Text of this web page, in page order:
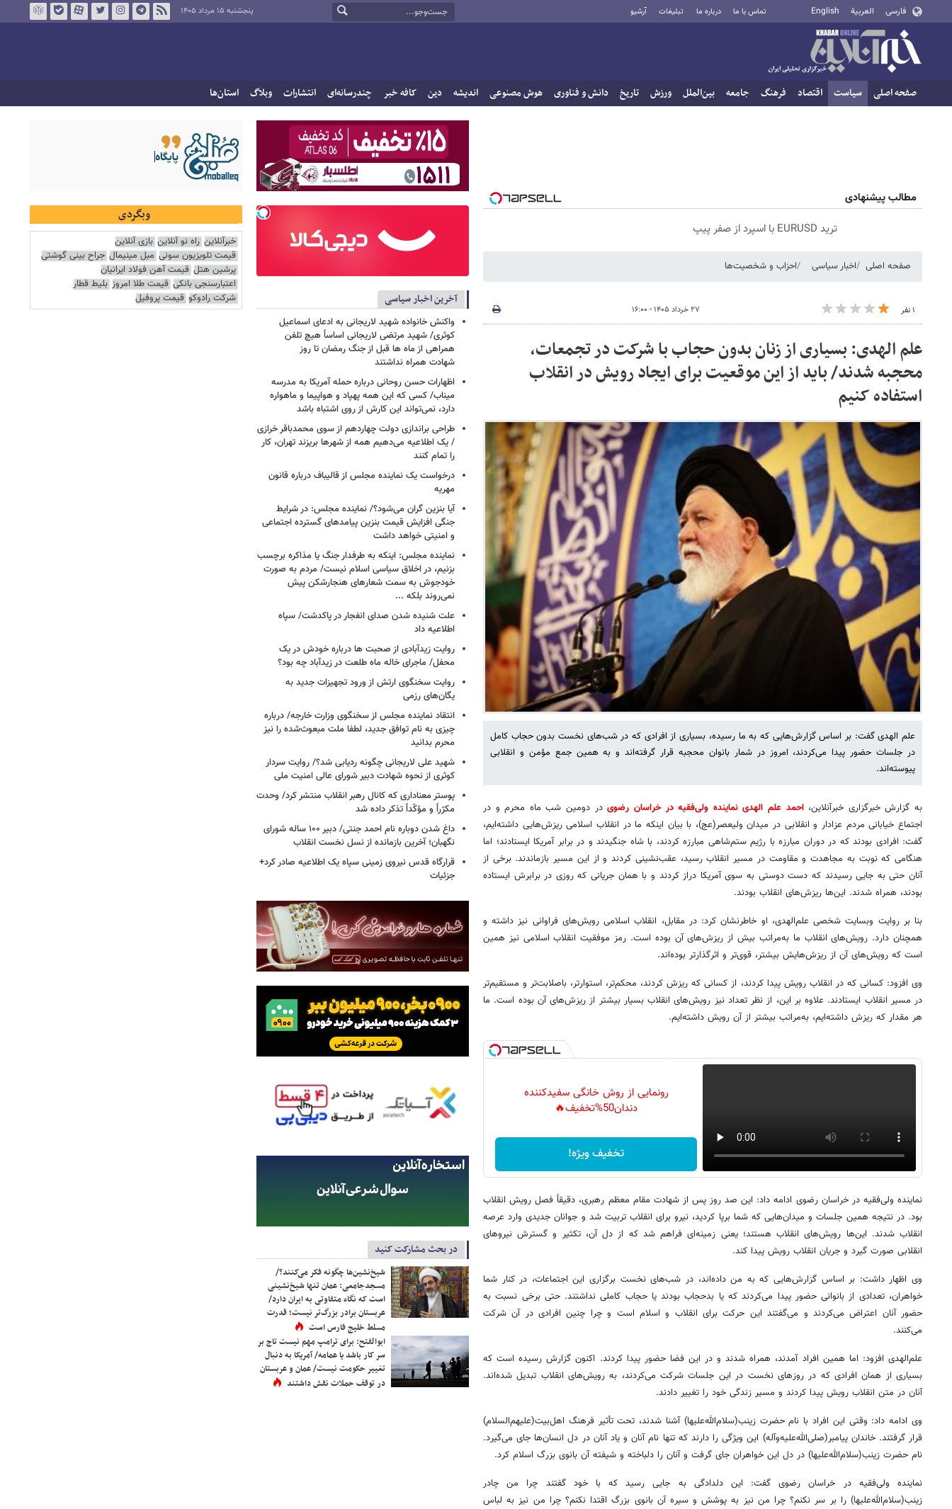
فارسی العربية English تماس با ما درباره ما تبلیغات آرشیو پنجشنبه ۱۵ مرداد ۱۴۰۵
صفحه اصلی سیاست اقتصاد فرهنگ جامعه بین‌الملل ورزش تاریخ دانش و فناوری هوش مصنوعی اندیشه دین کافه خبر چندرسانه‌ای انتشارات وبلاگ استان‌ها
مطالب پیشنهادی
ترید EURUSD با اسپرد از صفر پیپ
صفحه اصلی اخبار سیاسی احزاب و شخصیت‌ها
۱ نفر ۲۷ خرداد ۱۴۰۵ - ۱۶:۰۰
علم الهدی: بسیاری از زنان بدون حجاب با شرکت در تجمعات،
محجبه شدند/ باید از این موقعیت برای ایجاد رویش در انقلاب
استفاده کنیم
علم الهدی گفت: بر اساس گزارش‌هایی که به ما رسیده، بسیاری از افرادی که در شب‌های نخست بدون حجاب کامل
در جلسات حضور پیدا می‌کردند، امروز در شمار بانوان محجبه قرار گرفته‌اند و به همین جمع مؤمن و انقلابی
پیوسته‌اند.
به گزارش خبرگزاری خبرآنلاین، احمد علم الهدی نماینده ولی‌فقیه در خراسان رضویدر دومین شب ماه محرم‌ و در
اجتماع خیابانی مردم عزادار و انقلابی در میدان ولیعصر(عج)، با بیان اینکه ما در انقلاب اسلامی ریزش‌هایی داشته‌ایم،
گفت: افرادی بودند که در دوران مبارزه با رژیم ستم‌شاهی مبارزه کردند، با شاه جنگیدند و در برابر آمریکا ایستادند؛ اما
هنگامی که نوبت به مجاهدت و مقاومت در مسیر انقلاب رسید، عقب‌نشینی کردند و از این مسیر بازماندند. برخی از
آنان حتی به جایی رسیدند که دست دوستی به سوی آمریکا دراز کردند و با همان جریانی که روزی در برابرش ایستاده
بودند، همراه شدند. این‌ها ریزش‌های انقلاب بودند.
بنا بر روایت وبسایت شخصی علم‌الهدی، او خاطرنشان کرد: در مقابل، انقلاب اسلامی رویش‌های فراوانی نیز داشته و
همچنان دارد. رویش‌های انقلاب ما به‌مراتب بیش از ریزش‌های آن بوده است. رمز موفقیت انقلاب اسلامی نیز همین
است که رویش‌های آن از ریزش‌هایش بیشتر، قوی‌تر و اثرگذارتر بوده‌اند.
وی افزود: کسانی که در انقلاب رویش پیدا کردند، از کسانی که ریزش کردند، محکم‌تر، استوارتر، باصلابت‌تر و مستقیم‌تر
در مسیر انقلاب ایستادند. علاوه بر این، از نظر تعداد نیز رویش‌های انقلاب بسیار بیشتر از ریزش‌های آن بوده است. ما
هر مقدار که ریزش داشته‌ایم، به‌مراتب بیشتر از آن رویش داشته‌ایم.
رونمایی از روش خانگی سفیدکننده
دندان50%تخفیف🔥
تخفیف ویژه!
نماینده ولی‌فقیه در خراسان رضوی ادامه داد: این صد روز پس از شهادت مقام معظم رهبری، دقیقاً فصل رویش انقلاب
بود. در نتیجه همین جلسات و میدان‌هایی که شما برپا کردید، نیرو برای انقلاب تربیت شد و جوانان جدیدی وارد عرصه
انقلاب شدند. این‌ها رویش‌های انقلاب هستند؛ یعنی زمینه‌ای فراهم شد که از دل آن، تکثیر و گسترش نیروهای
انقلابی صورت گیرد و جریان انقلاب رویش پیدا کند.
وی اظهار داشت: بر اساس گزارش‌هایی که به من داده‌اند، در شب‌های نخست برگزاری این اجتماعات، در کنار شما
خواهران، تعدادی از بانوانی حضور پیدا می‌کردند که یا بدحجاب بودند یا حجاب کاملی نداشتند. حتی برخی نسبت به
حضور آنان اعتراض می‌کردند و می‌گفتند این حرکت برای انقلاب و اسلام است و چرا چنین افرادی در آن شرکت
می‌کنند.
علم‌الهدی افزود: اما همین افراد آمدند، همراه شدند و در این فضا حضور پیدا کردند. اکنون گزارش رسیده است که
بسیاری از همان افرادی که در روزهای نخست در این جلسات شرکت می‌کردند، به رویش‌های انقلاب تبدیل شده‌اند.
آنان در متن انقلاب رویش پیدا کردند و مسیر زندگی خود را تغییر دادند.
وی ادامه داد: وقتی این افراد با نام حضرت زینب(سلام‌الله‌علیها) آشنا شدند، تحت تأثیر فرهنگ اهل‌بیت(علیهم‌السلام)
قرار گرفتند. خاندان پیامبر(صلی‌الله‌علیه‌وآله) این ویژگی را دارند که تنها نام آنان و یاد آنان در دل انسان‌ها جای می‌گیرد.
نام حضرت زینب(سلام‌الله‌علیها) در دل این خواهران جای گرفت و آنان را دلباخته و شیفته آن بانوی بزرگ اسلام کرد.
نماینده ولی‌فقیه در خراسان رضوی گفت: این دلدادگی به جایی رسید که با خود گفتند چرا من چادر
زینب(سلام‌الله‌علیها) را بر سر نکنم؟ چرا من نیز به پوشش و سیره آن بانوی بزرگ اقتدا نکنم؟ چرا من نیز به لباس
آخرین اخبار سیاسی
واکنش خانواده شهید لاریجانی به ادعای اسماعیل
کوثری/ شهید مرتضی لاریجانی اساساً هیچ تلفن
همراهی از ماه ها قبل از جنگ رمضان تا روز
شهادت همراه نداشتند
اظهارات حسن روحانی درباره حمله آمریکا به مدرسه
میناب/ کسی که این همه پهپاد و هواپیما و ماهواره
دارد، نمی‌تواند این کارش از روی اشتباه باشد
طراحی براندازی دولت چهاردهم از سوی محمدباقر خرازی
/ یک اطلاعیه می‌دهیم همه از شهرها بریزند تهران، کار
را تمام کنند
درخواست یک نماینده مجلس از قالیباف درباره قانون
مهریه
آیا بنزین گران می‌شود؟/ نماینده مجلس: در شرایط
جنگی افزایش قیمت بنزین پیامدهای گسترده اجتماعی
و امنیتی خواهد داشت
نماینده مجلس: اینکه به طرفدار جنگ یا مذاکره برچسب
بزنیم، در اخلاق سیاسی اسلام نیست/ مردم به صورت
خودجوش به سمت شعارهای هنجارشکن پیش
نمی‌روند بلکه ...
علت شنیده شدن صدای انفجار در پاکدشت/ سپاه
اطلاعیه داد
روایت زیدآبادی از صحبت ها درباره خودش در یک
محفل/ ماجرای خاله ماه طلعت در زیدآباد چه بود؟
روایت سخنگوی ارتش از ورود تجهیزات جدید به
یگان‌های رزمی
انتقاد نماینده مجلس از سخنگوی وزارت خارجه/ درباره
چیزی به نام توافق جدید، لطفا ملت مبعوث‌شده را نیز
محرم بدانید
شهید علی لاریجانی چگونه ردیابی شد؟/ روایت سردار
کوثری از نحوه شهادت دبیر شورای عالی امنیت ملی
پوستر معناداری که کانال رهبر انقلاب منتشر کرد/ وحدت
مکرّراً و مؤکّداً تذکر داده شد
داغ شدن دوباره نام احمد جنتی/ دبیر ۱۰۰ ساله شورای
نگهبان؛ آخرین بازمانده از نسل نخست انقلاب
قرارگاه قدس نیروی زمینی سپاه یک اطلاعیه صادر کرد+
جزئیات
در بحث مشارکت کنید
شیخ‌نشین‌ها چگونه فکر می‌کنند؟/
مسجدجامعی: عمان تنها شیخ‌نشینی
است که نگاه متفاوتی به ایران دارد/
عربستان برادر بزرگ‌تر نیست؛ قدرت
مسلط خلیج فارس است
ابوالفتح: برای ترامپ مهم نیست تاج بر
سر کار باشد یا عمامه/ آمریکا به دنبال
تغییر حکومت نیست/ عمان و عربستان
در توقف حملات نقش داشتند
وبگردی
خبرآنلاین راه نو آنلاین بازی آنلاین
قیمت تلویزیون سونی مبل مینیمال جراح بینی گوشتی
پرشین هتل قیمت آهن فولاد ایرانیان
اعتبارسنجی بانکی قیمت طلا امروز بلیط قطار
شرکت رادوکو قیمت پروفیل